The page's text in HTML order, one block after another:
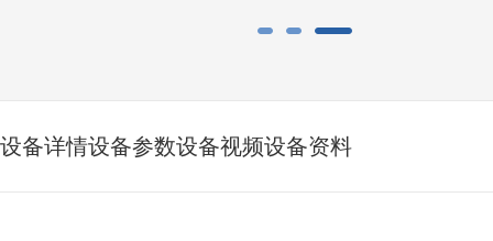
设备详情设备参数设备视频设备资料